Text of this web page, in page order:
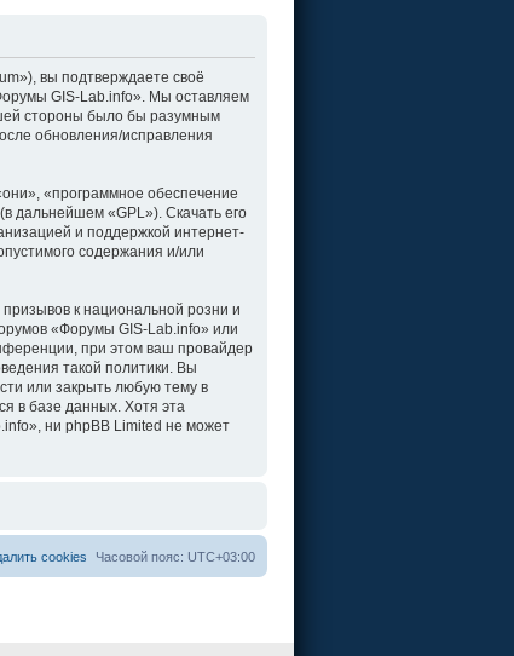
вы подтверждаете своё
GIS-Lab.info». Мы оставляем
стороны было бы разумным
обновления/исправления
«программное обеспечение
дальнейшем «GPL»). Скачать его
и поддержкой интернет-
содержания и/или
к национальной розни и
«Форумы GIS-Lab.info» или
при этом ваш провайдер
такой политики. Вы
или закрыть любую тему в
в базе данных. Хотя эта
ни phpBB Limited не может
Часовой пояс: UTC+03:00
cookies